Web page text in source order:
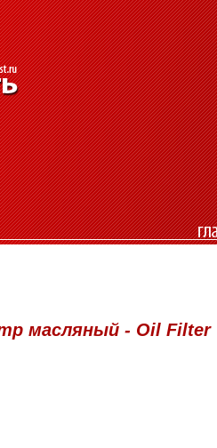
масляный - Oil Filter